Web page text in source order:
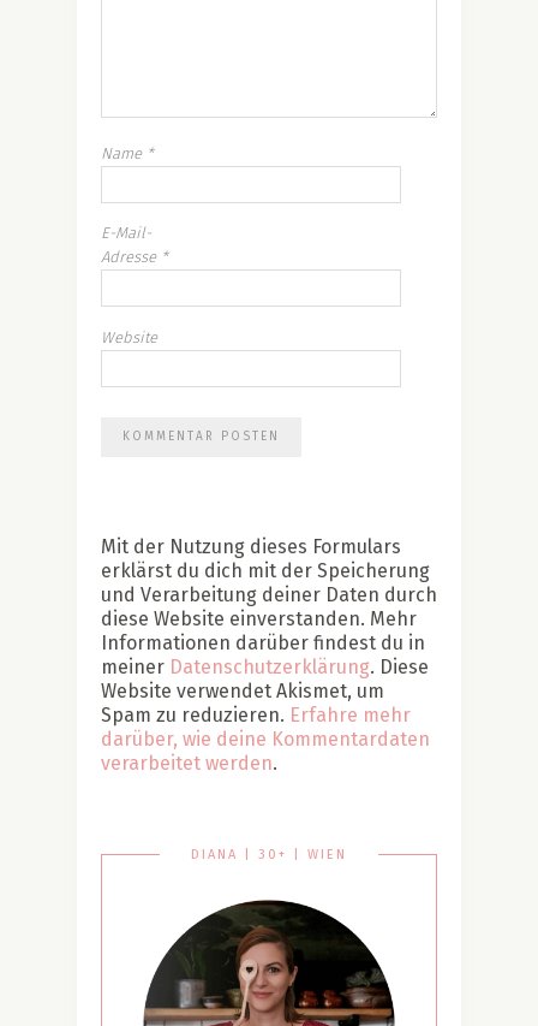
Name *
E-Mail-
Adresse *
Website
Mit der Nutzung dieses Formulars
erklärst du dich mit der Speicherung
und Verarbeitung deiner Daten durch
diese Website einverstanden. Mehr
Informationen darüber findest du in
meiner Datenschutzerklärung. Diese
Website verwendet Akismet, um
Spam zu reduzieren. Erfahre mehr
darüber, wie deine Kommentardaten
verarbeitet werden.
DIANA | 30+ | WIEN